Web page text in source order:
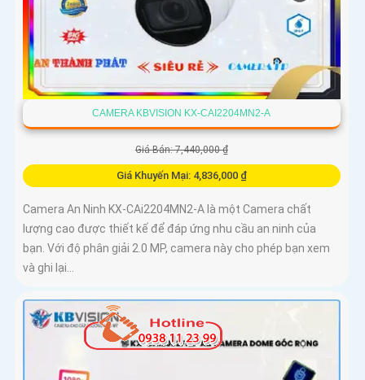
CAMERA KBVISION KX-CAI2204MN2-A
Giá Bán: 7,440,000 ₫
Giá Khuyến Mại: 4,836,000 ₫
Camera An Ninh KX-CAi2204MN2-A là một Camera chất
lượng cao được thiết kế để đáp ứng nhu cầu an ninh của
bạn. Với độ phân giải 2.0 MP, camera này cho phép bạn xem
và ghi lại...